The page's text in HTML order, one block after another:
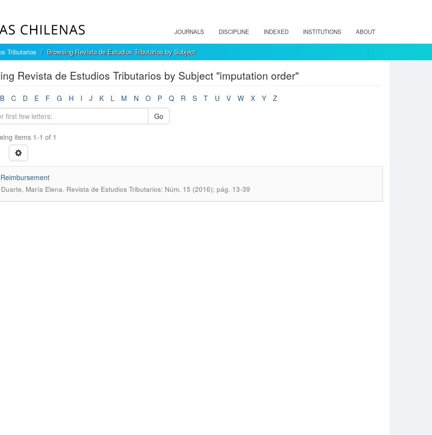
JOURNALS DISCIPLINE INDEXED INSTITUTIONS ABOUT
Tributarios Browsing Revista de Estudios Tributarios by Subject
Revista de Estudios Tributarios by Subject "imputation order"
B C D E F G H I J K L M N O P Q R S T U V W X Y
Z
Go
items 1-1 of 1
María Elena. Revista de Estudios Tributarios; Núm. 15 (2016); pág. 13-39